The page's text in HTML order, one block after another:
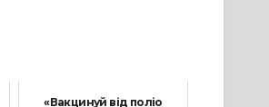
«Вакцинуй від поліо